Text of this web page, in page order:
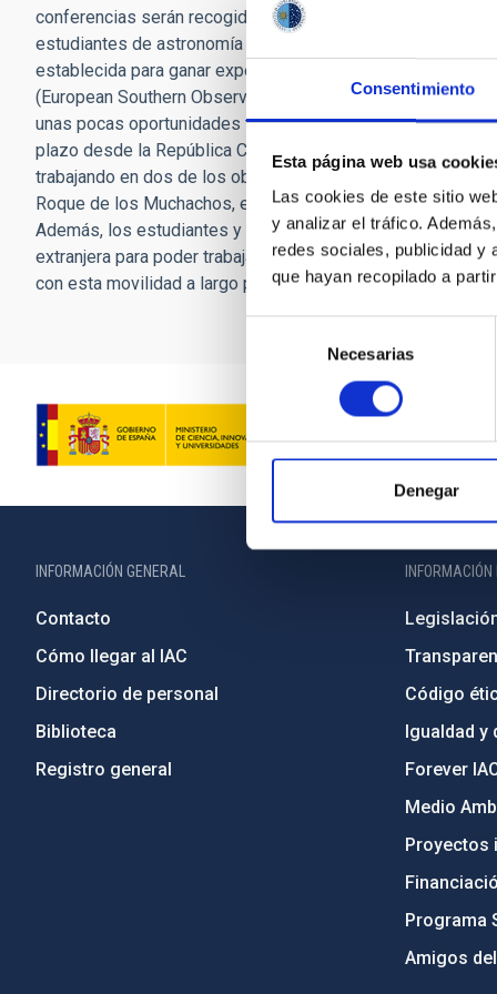
Consentimiento
Esta página web usa
Las cookies de este sitio
y analizar el tráfico.
redes sociales, publicidad y
que hayan recopilado a
consentimiento
Necesarias
Denegar
conferencias serán recogidas en un libro de texto que
estudiantes de astronomía y el personal joven de la
establecida para ganar experiencia con grandes
(European Southern Observatory) con becas disponibles,
unas pocas oportunidades todos los años. Por lo tanto,
plazo desde la República Checa y Eslovaquia al IAC para
trabajando en dos de los observatorios de vanguardia del
Roque de los Muchachos, en La Palma) operado por el
Además, los estudiantes y personal joven español tienen
extranjera para poder trabajar en un instituto español
con esta movilidad a largo plazo en la República Checa y
INFORMACIÓN GENERAL
Contacto
Cómo llegar al IAC
Directorio de personal
Biblioteca
Registro general
INFORMACIÓN
Código
Igualdad y
Forever
Medio
Proyectos
Programa
Amigos